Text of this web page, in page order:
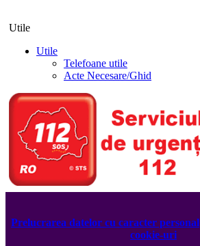
Utile
Utile
Telefoane utile
Acte Necesare/Ghid
Prelucrarea datelor cu caracter personal
cookie-uri